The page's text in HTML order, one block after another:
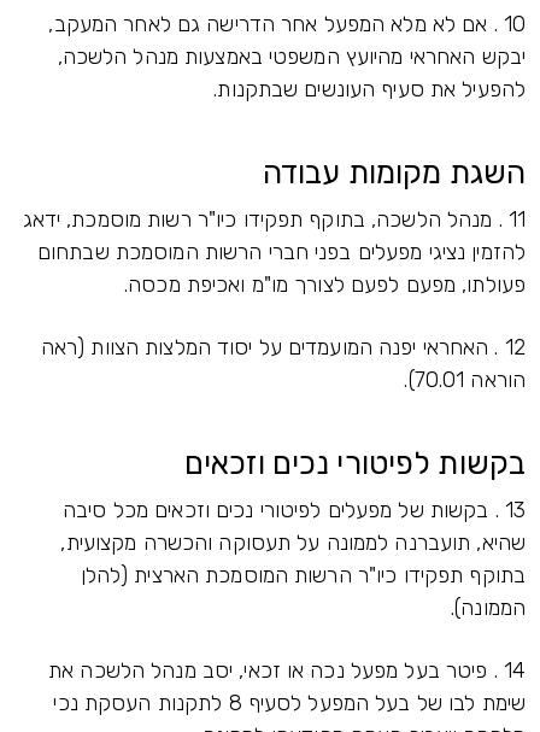
10 . אם לא מלא המפעל אחר הדרישה גם לאחר המעקב,
יבקש האחראי מהיועץ המשפטי באמצעות מנהל הלשכה,
להפעיל את סעיף העונשים שבתקנות.
השגת מקומות עבודה
11 . מנהל הלשכה, בתוקף תפקידו כיו"ר רשות מוסמכת, ידאג
להזמין נציגי מפעלים בפני חברי הרשות המוסמכת שבתחום
פעולתו, מפעם לפעם לצורך מו"מ ואכיפת מכסה.
12 . האחראי יפנה המועמדים על יסוד המלצות הצוות (ראה
הוראה 70.01).
בקשות לפיטורי נכים וזכאים
13 . בקשות של מפעלים לפיטורי נכים וזכאים מכל סיבה
שהיא, תועברנה לממונה על תעסוקה והכשרה מקצועית,
בתוקף תפקידו כיו"ר הרשות המוסמכת הארצית (להלן
הממונה).
14 . פיטר בעל מפעל נכה או זכאי, יסב מנהל הלשכה את
שימת לבו של בעל המפעל לסעיף 8 לתקנות העסקת נכי